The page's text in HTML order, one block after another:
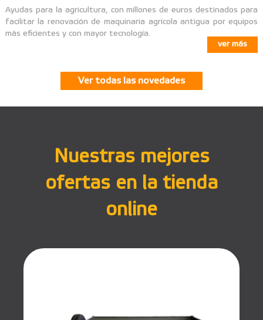
Ayudas para la agricultura, con millones de euros destinados para
facilitar la renovación de maquinaria agrícola antigua por equipos
más eficientes y con mayor tecnología.
ver más
Ver todas las novedades
Nuestras mejores
ofertas en la tienda
online